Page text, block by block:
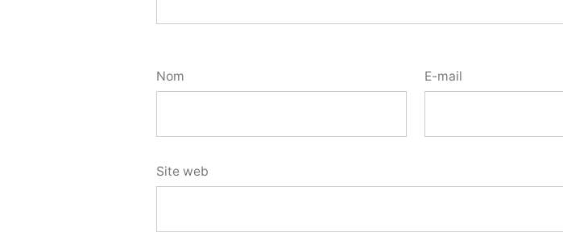
Nom E-mail
Site web